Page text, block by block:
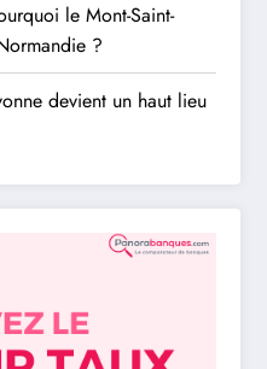
le Mont-Saint-
?
devient un haut lieu